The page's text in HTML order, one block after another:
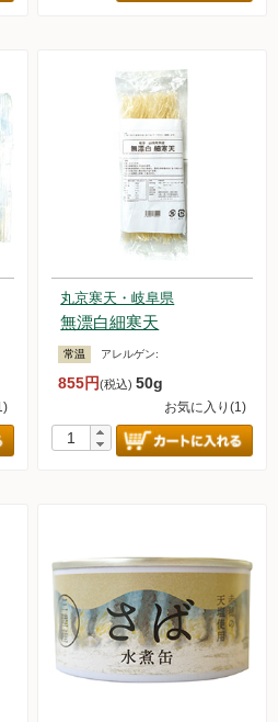
丸京寒天・岐阜県
無漂白細寒天
常温 アレルゲン:
855円(税込)50g
お気に入り(1)